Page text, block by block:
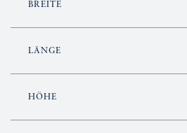
BREITE
LÄNGE
HÖHE